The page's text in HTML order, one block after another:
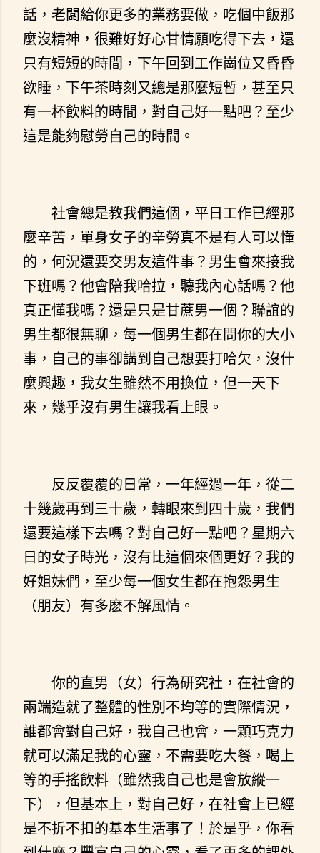
話，老闆給你更多的業務要做，吃個中飯那
麼沒精神，很難好好心甘情願吃得下去，還
只有短短的時間，下午回到工作崗位又昏昏
欲睡，下午茶時刻又總是那麼短暫，甚至只
有一杯飲料的時間，對自己好一點吧？至少
這是能夠慰勞自己的時間。
社會總是教我們這個，平日工作已經那
麼辛苦，單身女子的辛勞真不是有人可以懂
的，何況還要交男友這件事？男生會來接我
下班嗎？他會陪我哈拉，聽我內心話嗎？他
真正懂我嗎？還是只是甘蔗男一個？聯誼的
男生都很無聊，每一個男生都在問你的大小
事，自己的事卻講到自己想要打哈欠，沒什
麼興趣，我女生雖然不用換位，但一天下
來，幾乎沒有男生讓我看上眼。
反反覆覆的日常，一年經過一年，從二
十幾歲再到三十歲，轉眼來到四十歲，我們
還要這樣下去嗎？對自己好一點吧？星期六
日的女子時光，沒有比這個來個更好？我的
好姐妹們，至少每一個女生都在抱怨男生
（朋友）有多麽不解風情。
你的直男（女）行為研究社，在社會的
兩端造就了整體的性別不均等的實際情況，
誰都會對自己好，我自己也會，一顆巧克力
就可以滿足我的心靈，不需要吃大餐，喝上
等的手搖飲料（雖然我自己也是會放縱一
下），但基本上，對自己好，在社會上已經
是不折不扣的基本生活事了！於是乎，你看